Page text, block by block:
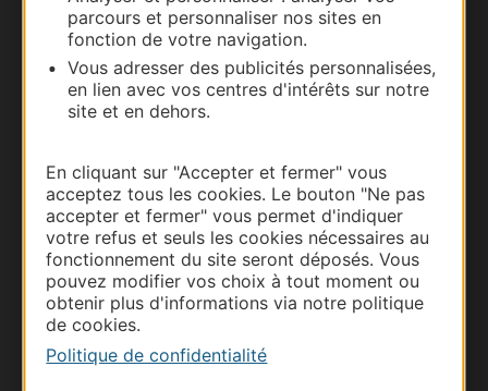
parcours et personnaliser nos sites en
fonction de votre navigation.
Vous adresser des publicités personnalisées,
en lien avec vos centres d'intérêts sur notre
site et en dehors.
En cliquant sur "Accepter et fermer" vous
acceptez tous les cookies. Le bouton "Ne pas
accepter et fermer" vous permet d'indiquer
votre refus et seuls les cookies nécessaires au
fonctionnement du site seront déposés. Vous
pouvez modifier vos choix à tout moment ou
obtenir plus d'informations via notre politique
de cookies.
Politique de confidentialité
Carte interactive
Documentation
Thermalisme